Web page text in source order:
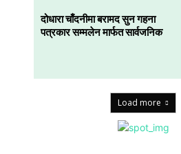
दोधारा चाँदनीमा बरामद सुन गहना
पत्रकार सम्मलेन मार्फत सार्वजनिक
Load more